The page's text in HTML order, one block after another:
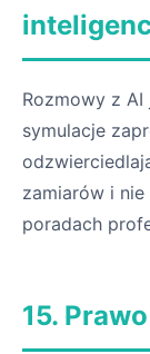
Rozmowy z
symulacje
zamiarów i
poradach
15.